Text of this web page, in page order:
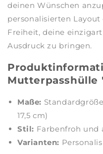
deinen Wünschen
personalisierten
Freiheit, deine
Ausdruck zu bringen.
Mutterpasshülle
Maße:
17,5 cm)
Stil: Farbenfroh und
Varianten: